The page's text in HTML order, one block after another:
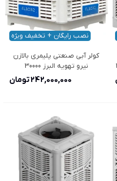
نصب رایگان + تخفیف ویژه
کولر آبی صنعتی پلیمری بالازن
نیرو تهویه البرز 30000
242,000,000 تومان